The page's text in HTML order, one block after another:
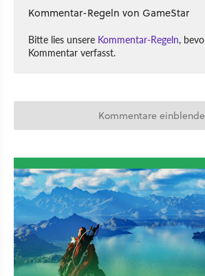
Kommentar-Regeln von GameStar
Bitte lies unsere Kommentar-Regeln,
Kommentar verfasst.
Kommentare